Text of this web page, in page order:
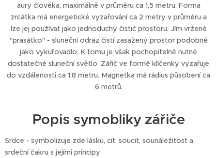
aury člověka, maximálně v průměru ca 1,5 metru. Forma
zrcátka má energetické vyzařování ca 2 metry v průměru a
lze jej používat jako jednoduchý čistič prostoru. Jím vržené
"prasátko" - sluneční odraz čistí zasažený prostor podobně
jako vykuřovadlo. K tomu je však pochopitelně nutné
dostatečné sluneční světlo. Zářič ve formě klíčenky vyzařuje
do vzdálenosti ca 1,8 metru. Magnetka má rádius působení ca
6 metrů.
Popis symobliky zářiče
Srdce - symbolizuje zde lásku, cit, soucit, sounáležitost a
srdeční čakru s jejími principy